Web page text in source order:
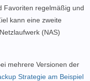
Favoriten regelmäßig und
kann eine zweite
(NAS)
mehrere Versionen der
Strategie am Beispiel